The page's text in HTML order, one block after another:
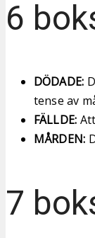
6
DÖDADE:
tense av
FÄLLDE:
MÅRDEN:
7